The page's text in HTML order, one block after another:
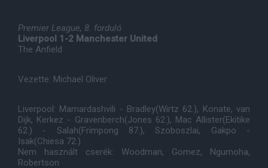
Premier League, 8. forduló
Liverpool 1-2 Manchester United
The Anfield
Vezette: Michael Oliver
Liverpool: Mamardashvili - Bradley(Wirtz 62.), Konate, van
Dijk, Kerkez - Gravenberch(Jones 62.), Mac Allister(Ekitike
62.) - Salah(Frimpong 87.), Szoboszlai, Gakpo -
Isak(Chiesa 72.)
Nem használt cserék: Woodman, Gomez, Ngumoha,
Robertson